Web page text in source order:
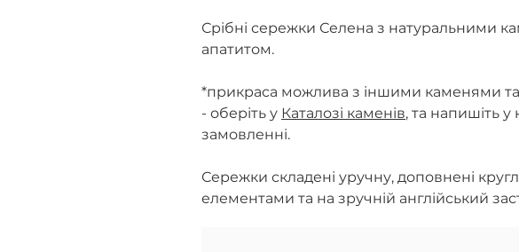
Срібні сережки Селена з натуральними
апатитом.
*прикраса можлива з іншими каменями
- оберіть у Каталозі каменів, та напишіть
замовленні.
Сережки складені уручну, доповнені
елементами та на зручній англійський